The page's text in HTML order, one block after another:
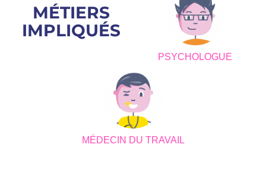
MÉTIERS
IMPLIQUÉS
PSYCHOLOGUE
MÉDECIN DU TRAVAIL